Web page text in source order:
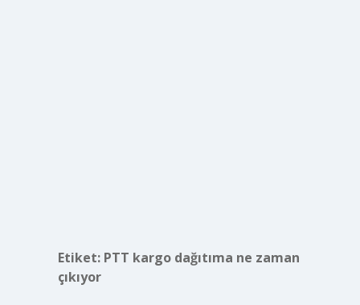
Etiket: PTT kargo dağıtıma ne zaman
çıkıyor